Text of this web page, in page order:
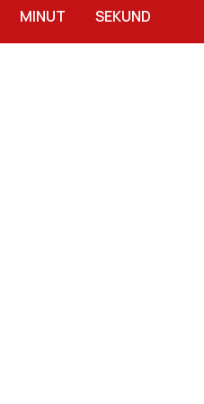
MINUT SEKUND